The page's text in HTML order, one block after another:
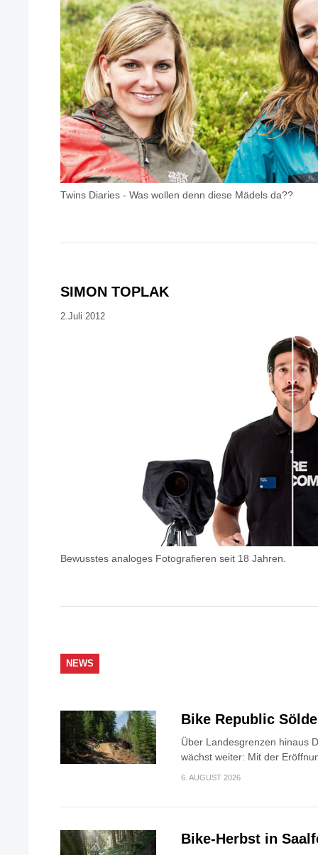
Twins Diaries - Was wollen denn diese Mädels da??
SIMON TOPLAK
2.Juli 2012
Bewusstes analoges Fotografieren seit 18 Jahren.
NEWS
Bike Republic
Über Landesgrenzen hinaus
wächst weiter: Mit der
6. AUGUST 2026
Bike-Herbst in